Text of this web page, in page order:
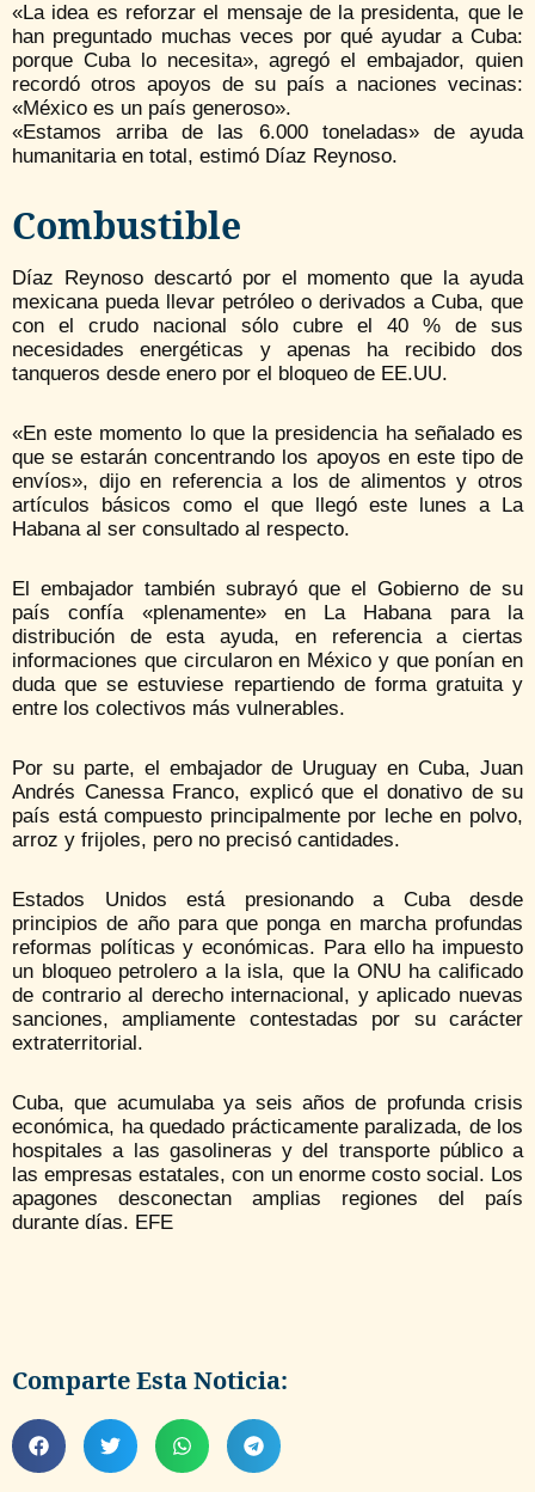
«La idea es reforzar el mensaje de la presidenta, que le
han preguntado muchas veces por qué ayudar a Cuba:
porque Cuba lo necesita», agregó el embajador, quien
recordó otros apoyos de su país a naciones vecinas:
«México es un país generoso».
«Estamos arriba de las 6.000 toneladas» de ayuda
humanitaria en total, estimó Díaz Reynoso.
Combustible
Díaz Reynoso descartó por el momento que la ayuda
mexicana pueda llevar petróleo o derivados a Cuba, que
con el crudo nacional sólo cubre el 40 % de sus
necesidades energéticas y apenas ha recibido dos
tanqueros desde enero por el bloqueo de EE.UU.
«En este momento lo que la presidencia ha señalado es
que se estarán concentrando los apoyos en este tipo de
envíos», dijo en referencia a los de alimentos y otros
artículos básicos como el que llegó este lunes a La
Habana al ser consultado al respecto.
El embajador también subrayó que el Gobierno de su
país confía «plenamente» en La Habana para la
distribución de esta ayuda, en referencia a ciertas
informaciones que circularon en México y que ponían en
duda que se estuviese repartiendo de forma gratuita y
entre los colectivos más vulnerables.
Por su parte, el embajador de Uruguay en Cuba, Juan
Andrés Canessa Franco, explicó que el donativo de su
país está compuesto principalmente por leche en polvo,
arroz y frijoles, pero no precisó cantidades.
Estados Unidos está presionando a Cuba desde
principios de año para que ponga en marcha profundas
reformas políticas y económicas. Para ello ha impuesto
un bloqueo petrolero a la isla, que la ONU ha calificado
de contrario al derecho internacional, y aplicado nuevas
sanciones, ampliamente contestadas por su carácter
extraterritorial.
Cuba, que acumulaba ya seis años de profunda crisis
económica, ha quedado prácticamente paralizada, de los
hospitales a las gasolineras y del transporte público a
las empresas estatales, con un enorme costo social. Los
apagones desconectan amplias regiones del país
durante días. EFE
Comparte Esta Noticia: